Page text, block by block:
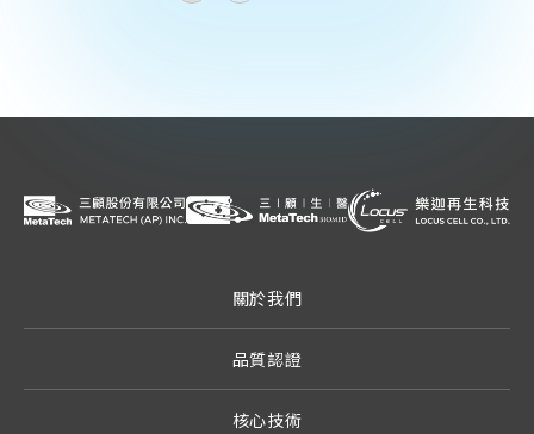
關於我們
品質認證
核心技術